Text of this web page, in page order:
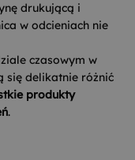
drukującą i
w odcieniach nie
czasowym w
się delikatnie różnić
produkty
.